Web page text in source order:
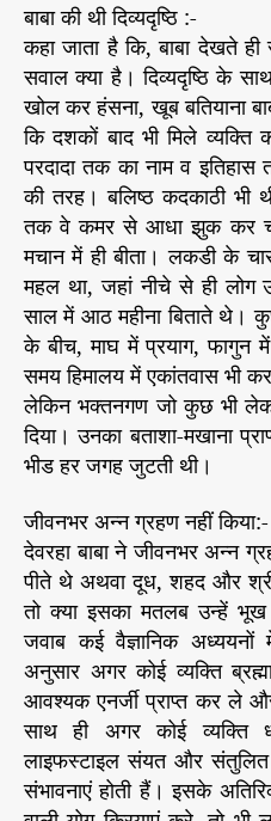
बाबा की थी दिव्यदृष्ठि :-
कहा जाता है कि, बाबा देखते
सवाल क्या है। दिव्यदृष्ठि के
खोल कर हंसना, खूब बतियाना
कि दशकों बाद भी मिले
परदादा तक का नाम व
की तरह। बलिष्ठ कदकाठी
तक वे कमर से आधा झुक कर
मचान में ही बीता। लकडी के
महल था, जहां नीचे से ही
साल में आठ महीना बिताते थे।
के बीच, माघ में प्रयाग,
समय हिमालय में एकांतवास भी
लेकिन भक्तनगण जो कुछ भी
दिया। उनका बताशा-मखाना
भीड हर जगह जुटती थी।
जीवनभर अन्न ग्रहण नहीं किया:-
देवरहा बाबा ने जीवनभर अन्न
पीते थे अथवा दूध, शहद और
तो क्या इसका मतलब उन्हें
जवाब कई वैज्ञानिक
अनुसार अगर कोई व्यक्ति
आवश्यक एनर्जी प्राप्त कर ले
साथ ही अगर कोई व्यक्ति
लाइफस्टाइल संयत और संतुलित
संभावनाएं होती हैं। इसके